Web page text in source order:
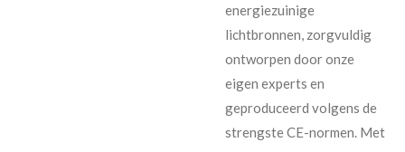
energiezuinige
lichtbronnen, zorgvuldig
ontworpen door onze
eigen experts en
geproduceerd volgens de
strengste CE-normen. Met